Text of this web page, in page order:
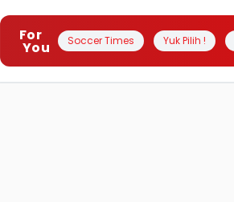
For
You Soccer Times Yuk Pilih !